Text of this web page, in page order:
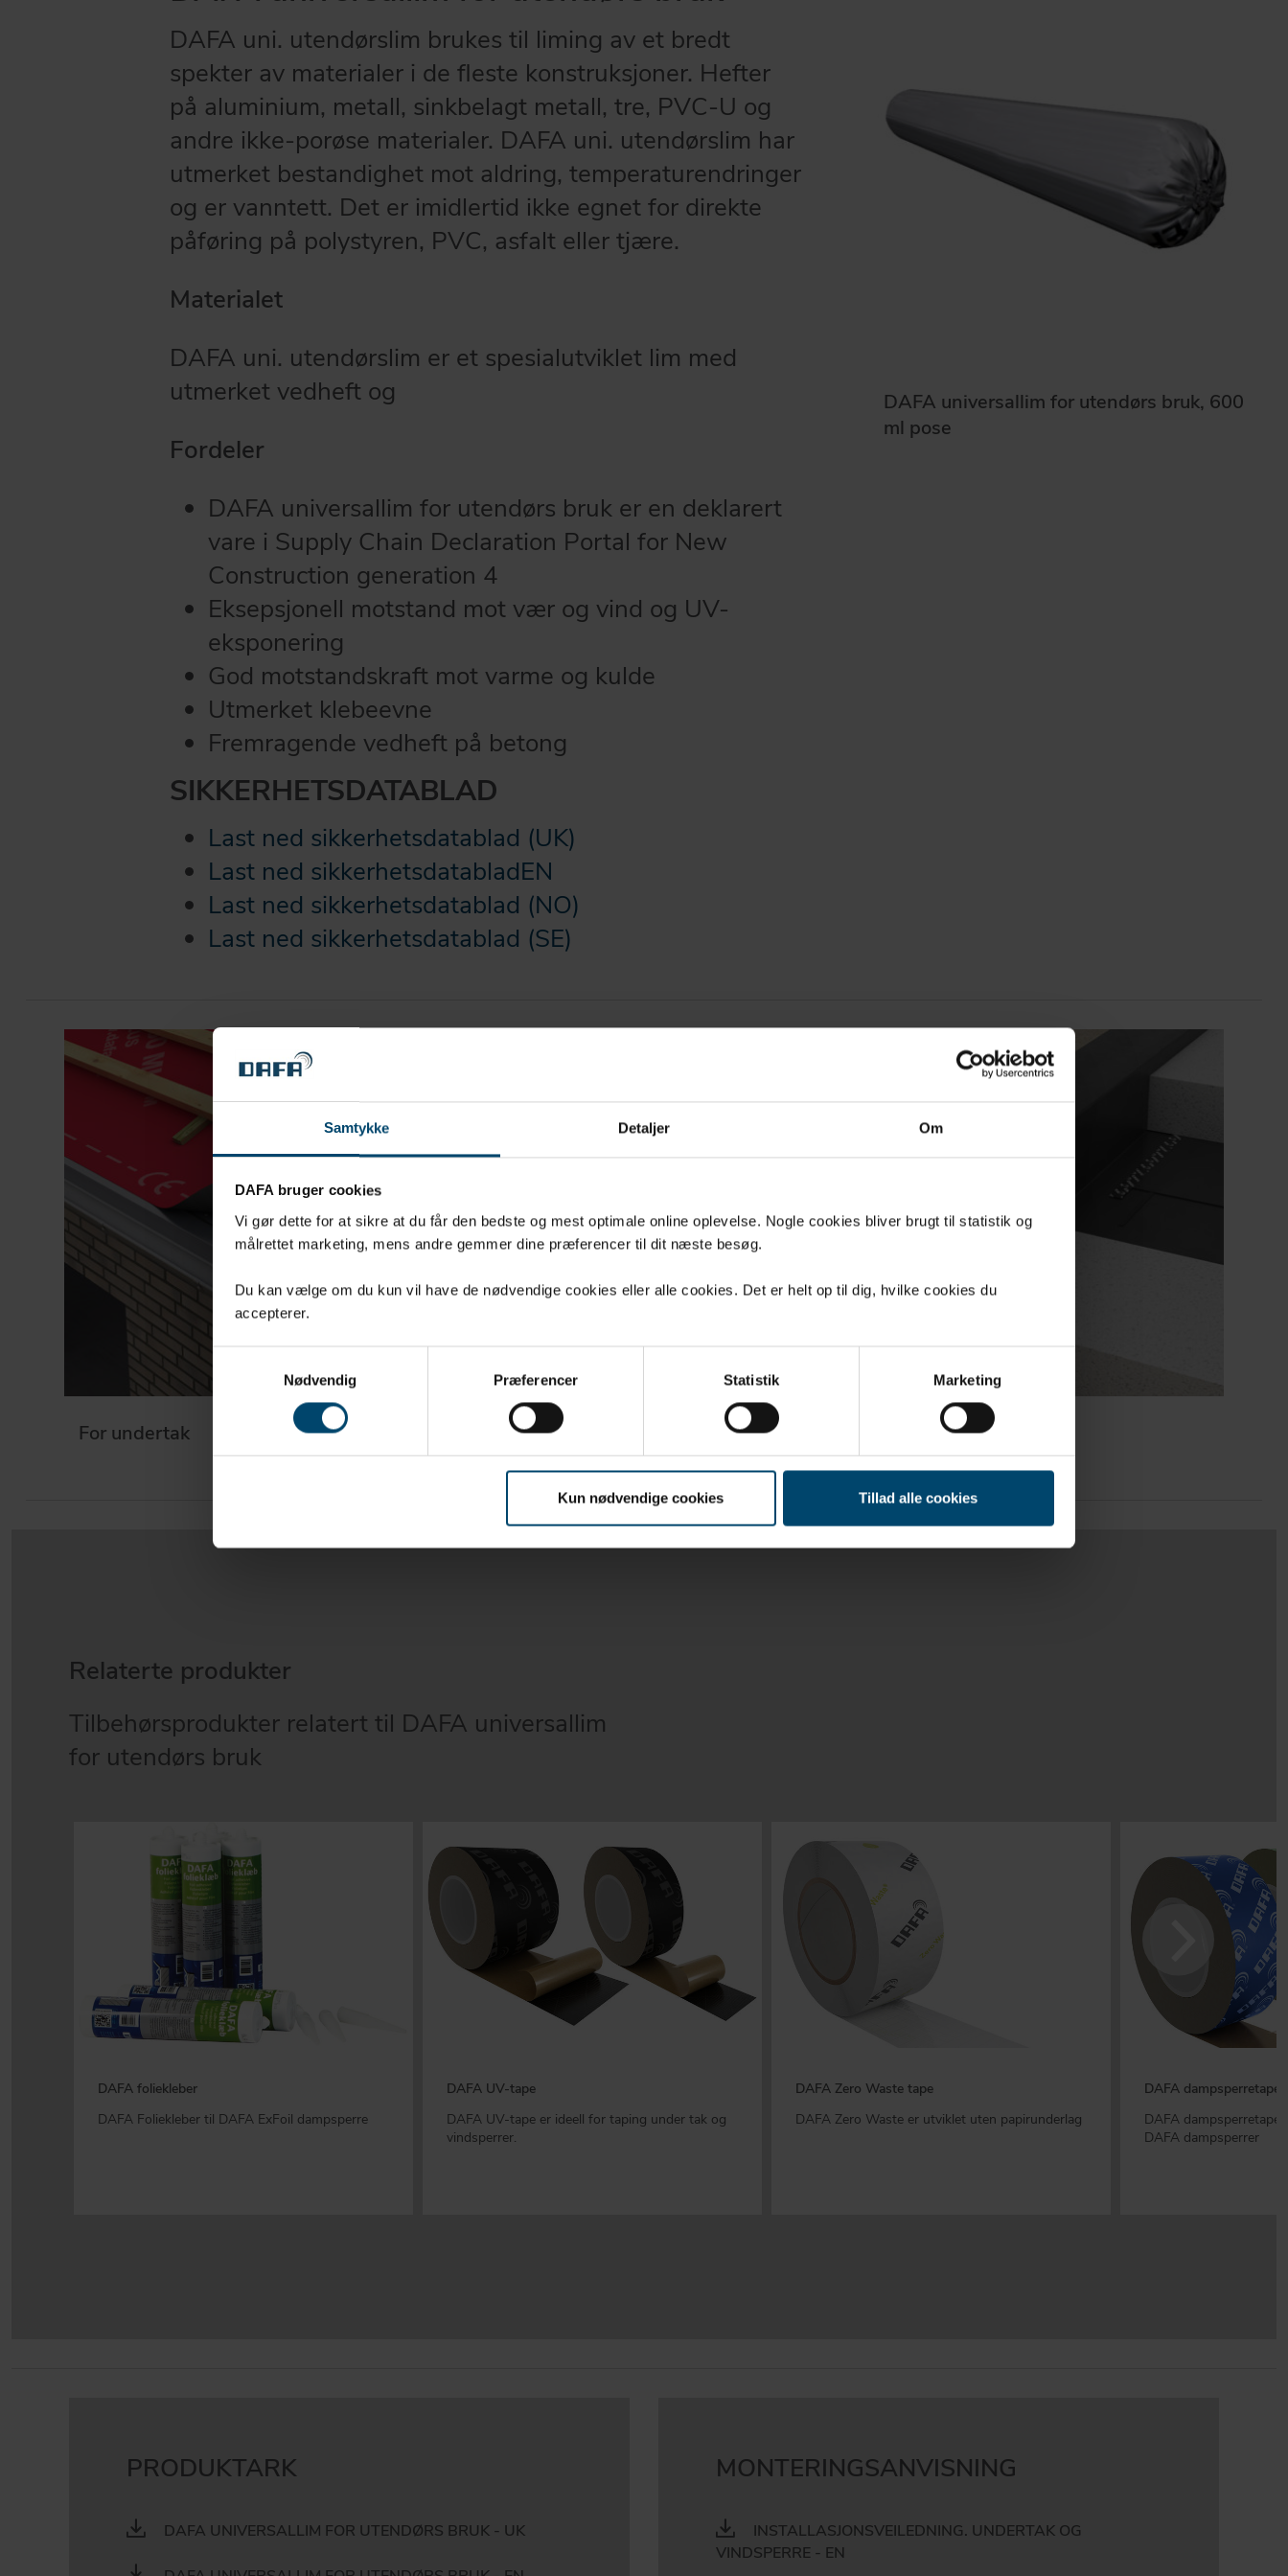
Samtykke Detaljer Om
DAFA bruger cookies
Vi gør dette for at sikre at du får den bedste og mest optimale online oplevelse. Nogle cookies bliver brugt til statistik og
målrettet marketing, mens andre gemmer dine præferencer til dit næste besøg.
Du kan vælge om du kun vil have de nødvendige cookies eller alle cookies. Det er helt op til dig, hvilke cookies du
accepterer.
Nødvendig
Præferencer Statistik Marketing
Kun nødvendige cookies Tillad alle cookies
DAFA universallim for utendørs bruk, 600
ml pose
DAFA uni. utendørslim brukes til liming av et bredt
spekter av materialer i de fleste konstruksjoner. Hefter
på aluminium, metall, sinkbelagt metall, tre, PVC-U og
andre ikke-porøse materialer. DAFA uni. utendørslim har
utmerket bestandighet mot aldring, temperaturendringer
og er vanntett. Det er imidlertid ikke egnet for direkte
påføring på polystyren, PVC, asfalt eller tjære.
Materialet
DAFA uni. utendørslim er et spesialutviklet lim med
utmerket vedheft og
Fordeler
DAFA universallim for utendørs bruk er en deklarert
vare i Supply Chain Declaration Portal for New
Construction generation 4
Eksepsjonell motstand mot vær og vind og UV-
eksponering
God motstandskraft mot varme og kulde
Utmerket klebeevne
Fremragende vedheft på betong
SIKKERHETSDATABLAD
Last ned sikkerhetsdatablad (UK)
Last ned sikkerhetsdatabladEN
Last ned sikkerhetsdatablad (NO)
Last ned sikkerhetsdatablad (SE)
For undertak For fasader For veggfolie
Relaterte produkter
Tilbehørsprodukter relatert til DAFA universallim
for utendørs bruk
DAFA foliekleber
DAFA Foliekleber til DAFA ExFoil dampsperre
DAFA UV-tape
DAFA UV-tape er ideell for taping under tak og
vindsperrer.
DAFA Zero Waste tape
DAFA Zero Waste er utviklet uten papirunderlag
DAFA dampsperretape
DAFA dampsperretape
DAFA dampsperrer
PRODUKTARK
DAFA UNIVERSALLIM FOR UTENDØRS BRUK - UK
MONTERINGSANVISNING
INSTALLASJONSVEILEDNING. UNDERTAK OG
VINDSPERRE - EN